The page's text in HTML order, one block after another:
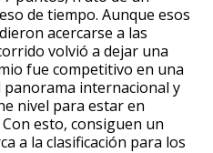
de tiempo. Aunque esos
acercarse a las
volvió a dejar una
fue competitivo en una
panorama internacional y
nivel para estar en
esto, consiguen un
a la clasificación para los